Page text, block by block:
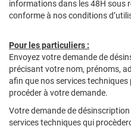
informations dans les 48H sous
conforme à nos conditions
Pour les particuliers :
Envoyez votre demande de
précisant votre nom, prénoms,
afin que nos services
procéder à votre demande.
Votre demande de
services techniques qui